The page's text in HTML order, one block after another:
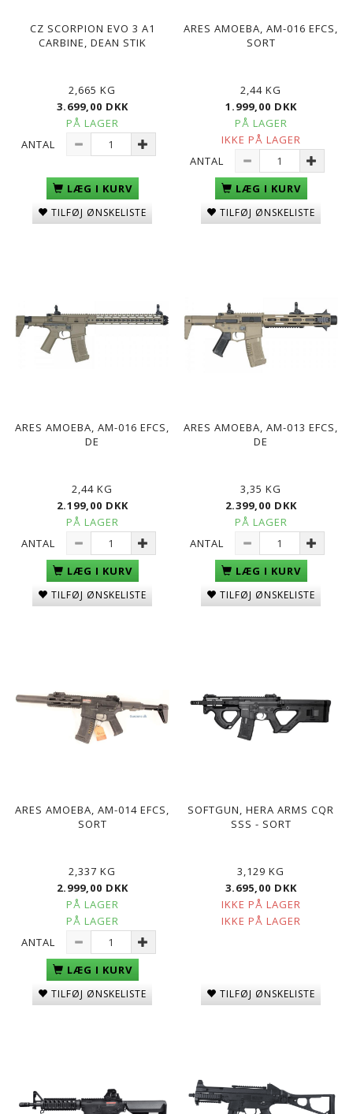
CZ SCORPION EVO 3 A1
CARBINE, DEAN STIK
2,665 KG
3.699,00 DKK
PÅ LAGER
ANTAL
LÆG I KURV
TILFØJ ØNSKELISTE
ARES AMOEBA, AM-016 EFCS,
SORT
2,44 KG
1.999,00 DKK
PÅ LAGER
IKKE PÅ LAGER
ANTAL
LÆG I KURV
TILFØJ ØNSKELISTE
ARES AMOEBA, AM-016 EFCS,
DE
2,44 KG
2.199,00 DKK
PÅ LAGER
ANTAL
LÆG I KURV
TILFØJ ØNSKELISTE
ARES AMOEBA, AM-013 EFCS,
DE
3,35 KG
2.399,00 DKK
PÅ LAGER
ANTAL
LÆG I KURV
TILFØJ ØNSKELISTE
ARES AMOEBA, AM-014 EFCS,
SORT
2,337 KG
2.999,00 DKK
PÅ LAGER
PÅ LAGER
ANTAL
LÆG I KURV
TILFØJ ØNSKELISTE
SOFTGUN, HERA ARMS CQR
SSS - SORT
3,129 KG
3.695,00 DKK
IKKE PÅ LAGER
IKKE PÅ LAGER
TILFØJ ØNSKELISTE